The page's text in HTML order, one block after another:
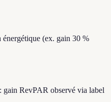
(ex. gain 30 %
gain RevPAR observé via label